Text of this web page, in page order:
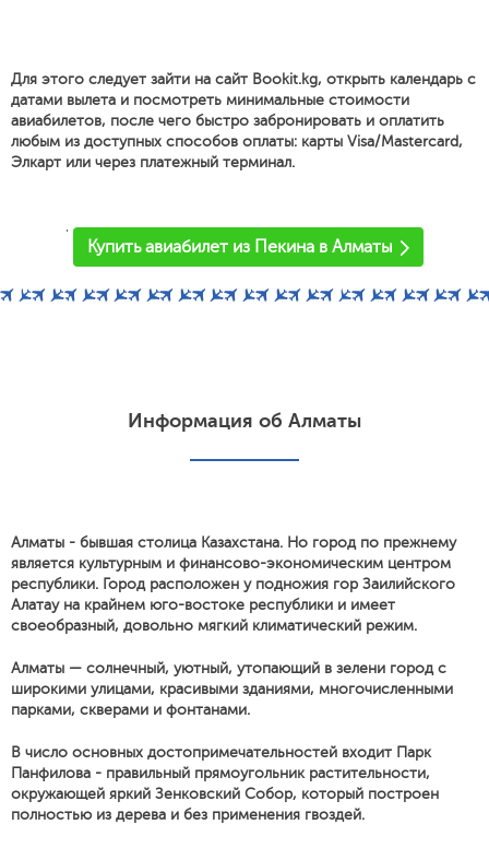
Для этого следует зайти на сайт Bookit.kg, открыть календарь с
датами вылета и посмотреть минимальные стоимости
авиабилетов, после чего быстро забронировать и оплатить
любым из доступных способов оплаты: карты Visa/Mastercard,
Элкарт или через платежный терминал.
'
Купить авиабилет из Пекина в Алматы
Информация об Алматы
Алматы - бывшая столица Казахстана. Но город по прежнему
является культурным и финансово-экономическим центром
республики. Город расположен у подножия гор Заилийского
Алатау на крайнем юго-востоке республики и имеет
своеобразный, довольно мягкий климатический режим.
Алматы — солнечный, уютный, утопающий в зелени город с
широкими улицами, красивыми зданиями, многочисленными
парками, скверами и фонтанами.
В число основных достопримечательностей входит Парк
Панфилова - правильный прямоугольник растительности,
окружающей яркий Зенковский Собор, который построен
полностью из дерева и без применения гвоздей.